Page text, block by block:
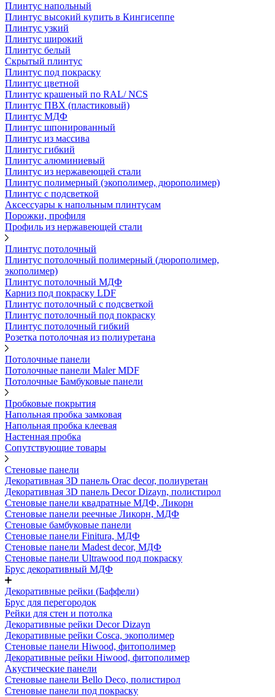
Плинтус напольный
Плинтус высокий купить в Кингисеппе
Плинтус узкий
Плинтус широкий
Плинтус белый
Скрытый плинтус
Плинтус под покраску
Плинтус цветной
Плинтус крашеный по RAL/ NCS
Плинтус ПВХ (пластиковый)
Плинтус МДФ
Плинтус шпонированный
Плинтус из массива
Плинтус гибкий
Плинтус алюминиевый
Плинтус из нержавеющей стали
Плинтус полимерный (экополимер, дюрополимер)
Плинтус с подсветкой
Аксессуары к напольным плинтусам
Порожки, профиля
Профиль из нержавеющей стали
Плинтус потолочный
Плинтус потолочный полимерный (дюрополимер,
экополимер)
Плинтус потолочный МДФ
Карниз под покраску LDF
Плинтус потолочный с подсветкой
Плинтус потолочный под покраску
Плинтус потолочный гибкий
Розетка потолочная из полиуретана
Потолочные панели
Потолочные панели Maler MDF
Потолочные Бамбуковые панели
Пробковые покрытия
Напольная пробка замковая
Напольная пробка клеевая
Настенная пробка
Сопутствующие товары
Стеновые панели
Декоративная 3D панель Orac decor, полиуретан
Декоративная 3D панель Decor Dizayn, полистирол
Стеновые панели квадратные МДФ, Ликорн
Стеновые панели реечные Ликорн, МДФ
Стеновые бамбуковые панели
Стеновые панели Finitura, МДФ
Стеновые панели Madest decor, МДФ
Стеновые панели Ultrawood под покраску
Брус декоративный МДФ
Декоративные рейки (Баффели)
Брус для перегородок
Рейки для стен и потолка
Декоративные рейки Decor Dizayn
Декоративные рейки Cosca, экополимер
Стеновые панели Hiwood, фитополимер
Декоративные рейки Hiwood, фитополимер
Акустические панели
Стеновые панели Bello Deco, полистирол
Стеновые панели под покраску